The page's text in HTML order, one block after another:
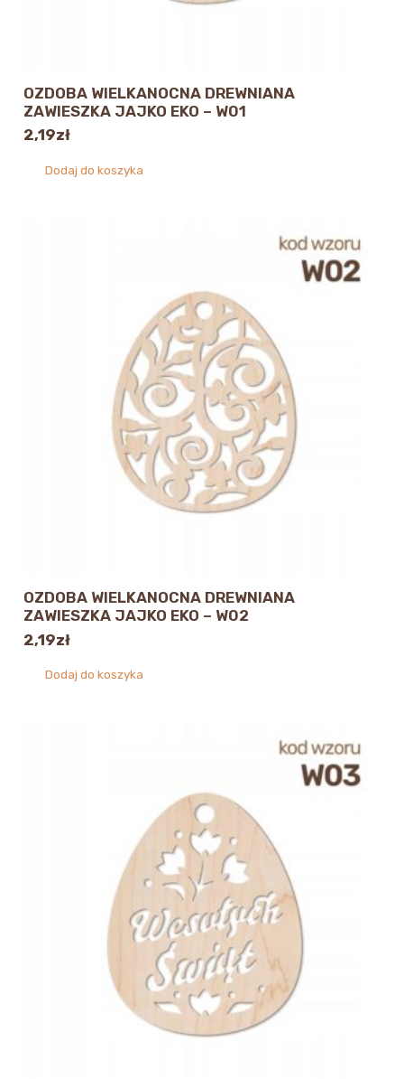
OZDOBA WIELKANOCNA DREWNIANA
ZAWIESZKA JAJKO EKO – W01
2,19zł
Dodaj do koszyka
OZDOBA WIELKANOCNA DREWNIANA
ZAWIESZKA JAJKO EKO – W02
2,19zł
Dodaj do koszyka